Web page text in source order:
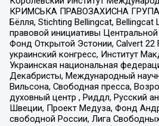
КРИМСЬКА ПРАВОЗАХИСНА ГРУПА,
Бёлля, Stichting Bellingcat, Bellingcat
правовой инициативы
Фонд Открытой Эстонии, Calvert 22
украинский конгресс, Институт
Украинская национальная
Декабристы, Международный
Вильсона, Свободная пресса,
духовный центр , Риддл, Русский
Швеции, Проект Медуза, Фонд
свободной России, Лига